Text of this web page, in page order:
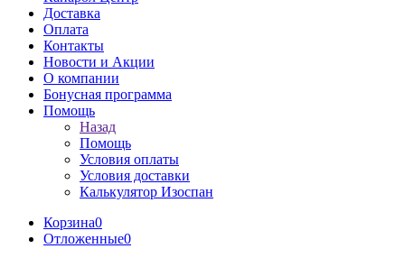
Доставка
Оплата
Контакты
Новости и Акции
О компании
Бонусная программа
Помощь
Назад
Помощь
Условия оплаты
Условия доставки
Калькулятор Изоспан
Корзина0
Отложенные0